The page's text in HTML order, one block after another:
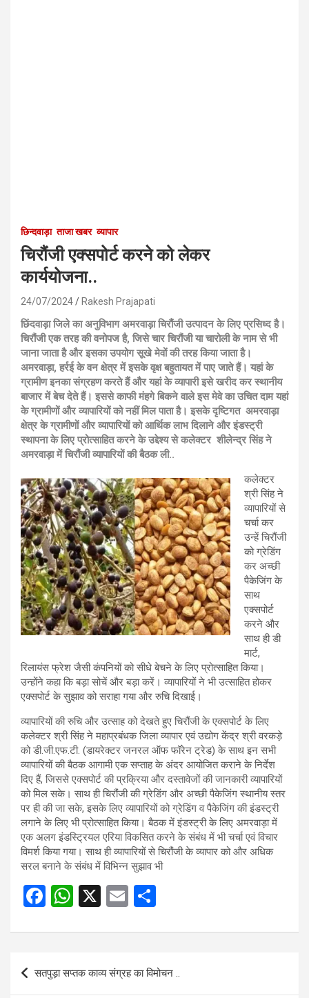
छिन्दवाड़ा ताजा खबर व्यापार
चिरौंजी एक्सपोर्ट करने को लेकर
कार्ययोजना..
24/07/2024 Rakesh Prajapati
छिंदवाड़ा जिले का अनुविभाग अमरवाड़ा चिरौंजी उत्पादन के लिए प्रसिध्द है।
चिरौंजी एक तरह की वनोपज है, जिसे चार चिरौंजी या चारोली के नाम से भी
जाना जाता है और इसका उपयोग सूखे मेवों की तरह किया जाता है।
अमरवाड़ा, हर्रई के वन क्षेत्र में इसके वृक्ष बहुतायत में पाए जाते हैं। यहां के
ग्रामीण इनका संग्रहण करते हैं और यहां के व्यापारी इसे खरीद कर स्थानीय
बाजार में बेच देते हैं। इससे काफी मंहगे बिकने वाले इस मेवे का उचित दाम यहां
के ग्रामीणों और व्यापारियों को नहीं मिल पाता है। इसके दृष्टिगत अमरवाड़ा
क्षेत्र के ग्रामीणों और व्यापारियों को आर्थिक लाभ दिलाने और इंडस्ट्री
स्थापना के लिए प्रोत्साहित करने के उद्देश्य से कलेक्टर शीलेन्‍द्र सिंह ने
अमरवाड़ा में चिरौंजी व्यापारियों की बैठक ली..
कलेक्टर
श्री सिंह ने
व्यापारियों से
चर्चा कर
उन्हें चिरौंजी
को ग्रेडिंग
कर अच्छी
पैकेजिंग के
साथ
एक्सपोर्ट
करने और
साथ ही डी
मार्ट,
रिलायंस फ्रेश जैसी कंपनियों को सीधे बेचने के लिए प्रोत्साहित किया।
उन्होंने कहा कि बड़ा सोचें और बड़ा करें। व्यापारियों ने भी उत्साहित होकर
एक्सपोर्ट के सुझाव को सराहा गया और रुचि दिखाई।
व्यापारियों की रुचि और उत्साह को देखते हुए चिरौंजी के एक्सपोर्ट के लिए
कलेक्टर श्री सिंह ने महाप्रबंधक जिला व्यापार एवं उद्योग केंद्र श्री वरकड़े
को डी.जी.एफ.टी. (डायरेक्टर जनरल ऑफ फॉरेन ट्रेड) के साथ इन सभी
व्यापारियों की बैठक आगामी एक सप्ताह के अंदर आयोजित कराने के निर्देश
दिए हैं, जिससे एक्सपोर्ट की प्रक्रिया और दस्तावेजों की जानकारी व्यापारियों
को मिल सके। साथ ही चिरौंजी की ग्रेडिंग और अच्छी पैकेजिंग स्थानीय स्तर
पर ही की जा सके, इसके लिए व्यापारियों को ग्रेडिंग व पैकेजिंग की इंडस्ट्री
लगाने के लिए भी प्रोत्साहित किया। बैठक में इंडस्ट्री के लिए अमरवाड़ा में
एक अलग इंडस्ट्रियल एरिया विकसित करने के संबंध में भी चर्चा एवं विचार
विमर्श किया गया। साथ ही व्यापारियों से चिरौंजी के व्यापार को और अधिक
सरल बनाने के संबंध में विभिन्न सुझाव भी
F
ce
o
W
at
A
X
E
ail ar
e
Post
navigation
सतपुड़ा सप्तक काव्य संग्रह का विमोचन ..